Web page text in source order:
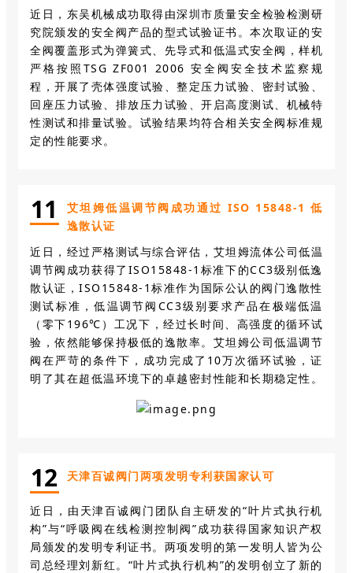
近日，东吴机械成功取得由深圳市质量安全检验检测研
究院颁发的安全阀产品的型式试验证书。本次取证的安
全阀覆盖形式为弹簧式、先导式和低温式安全阀，样机
严格按照TSG ZF001 2006 安全阀安全技术监察规
程，开展了壳体强度试验、整定压力试验、密封试验、
回座压力试验、排放压力试验、开启高度测试、机械特
性测试和排量试验。试验结果均符合相关安全阀标准规
定的性能要求。
11
艾坦姆低温调节阀成功通过 ISO 15848-1 低
逸散认证
近日，经过严格测试与综合评估，艾坦姆流体公司低温
调节阀成功获得了ISO15848-1标准下的CC3级别低逸
散认证，ISO15848-1标准作为国际公认的阀门逸散性
测试标准，低温调节阀CC3级别要求产品在极端低温
（零下196℃）工况下，经过长时间、高强度的循环试
验，依然能够保持极低的逸散率。艾坦姆公司低温调节
阀在严苛的条件下，成功完成了10万次循环试验，证
明了其在超低温环境下的卓越密封性能和长期稳定性。
12 天津百诚阀门两项发明专利获国家认可
近日，由天津百诚阀门团队自主研发的“叶片式执行机
构”与“呼吸阀在线检测控制阀”成功获得国家知识产权
局颁发的发明专利证书。两项发明的第一发明人皆为公
司总经理刘新红。“叶片式执行机构”的发明创立了新的